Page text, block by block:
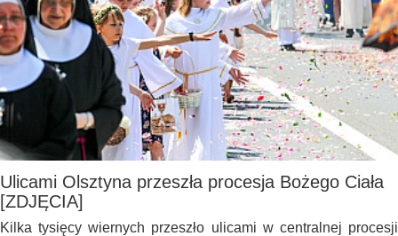
Ulicami Olsztyna przeszła procesja Bożego Ciała
[ZDJĘCIA]
Kilka tysięcy wiernych przeszło ulicami w centralnej procesji